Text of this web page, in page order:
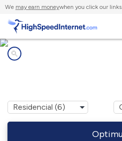
We may earn moneywhen you click our links.